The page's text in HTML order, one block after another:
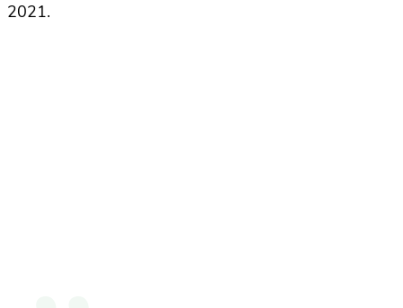
2021.